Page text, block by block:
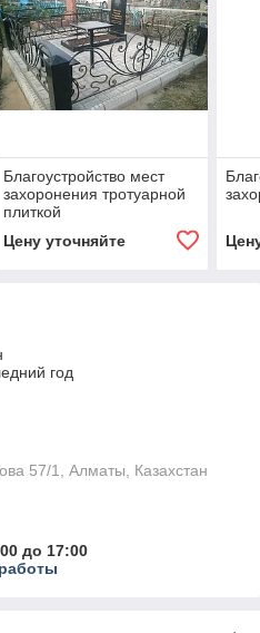
Благоустройство мест
захоронения тротуарной
плиткой
Цену уточняйте
год
57/1, Алматы, Казахстан
до 17:00